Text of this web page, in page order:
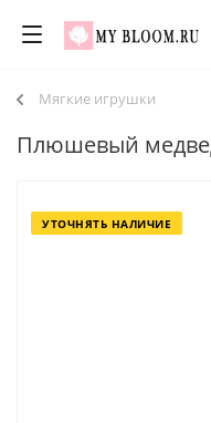
Мягкие игрушки
Плюшевый
УТОЧНЯТЬ НАЛИЧИЕ